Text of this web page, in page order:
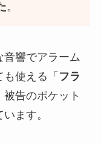
。
響でアラーム
使える「 フラ
告のポケット
ます。